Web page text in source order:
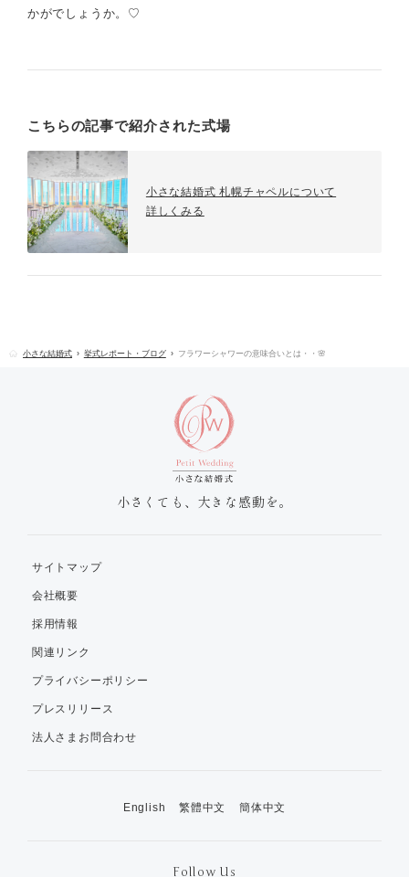
かがでしょうか。♡
こちらの記事で紹介された式場
小さな結婚式 札幌チャペルについて
詳しくみる
小さな結婚式 挙式レポート・ブログ フラワーシャワーの意味合いとは・・🌸
小さくても、大きな感動を。
サイトマップ
会社概要
採用情報
関連リンク
プライバシーポリシー
プレスリリース
法人さまお問合わせ
English 繁體中文 簡体中文
Follow Us